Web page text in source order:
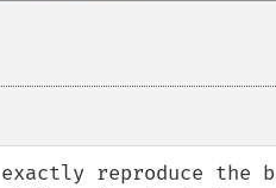
exactly reproduce the